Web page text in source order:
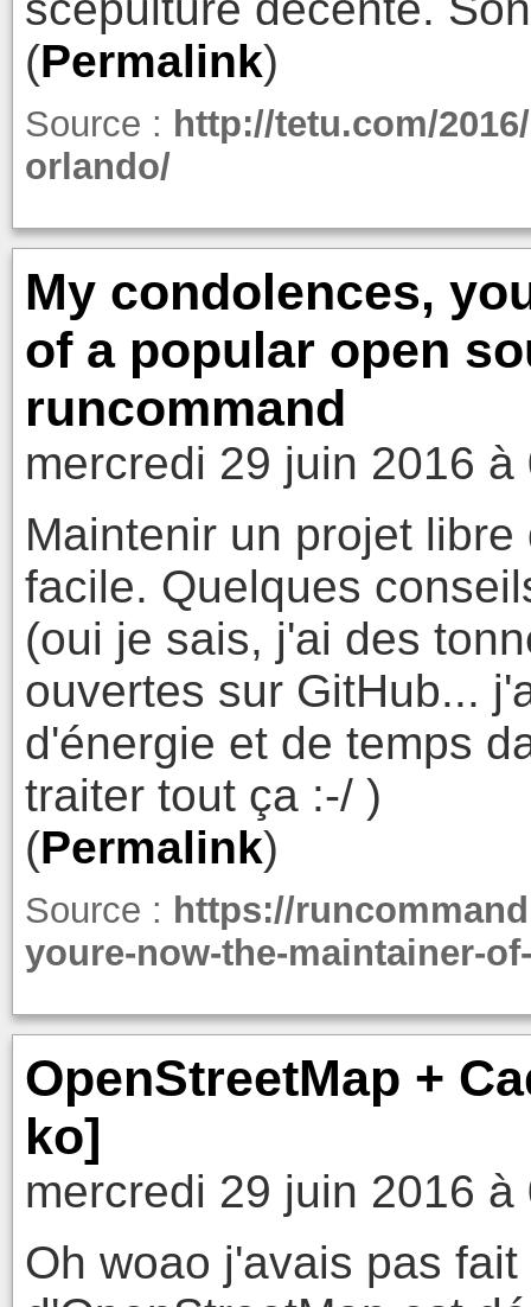
(Permalink)
Source : http://tetu.com/
orlando/
My condolences,
of a popular open
runcommand
mercredi 29 juin 2016 à
Maintenir un projet
facile. Quelques
(oui je sais, j'ai des
ouvertes sur GitHub...
d'énergie et de temps
traiter tout ça :-/ )
(Permalink)
Source : https://
youre-now-the-maintainer-
OpenStreetMap +
ko]
mercredi 29 juin 2016 à
Oh woao j'avais pas